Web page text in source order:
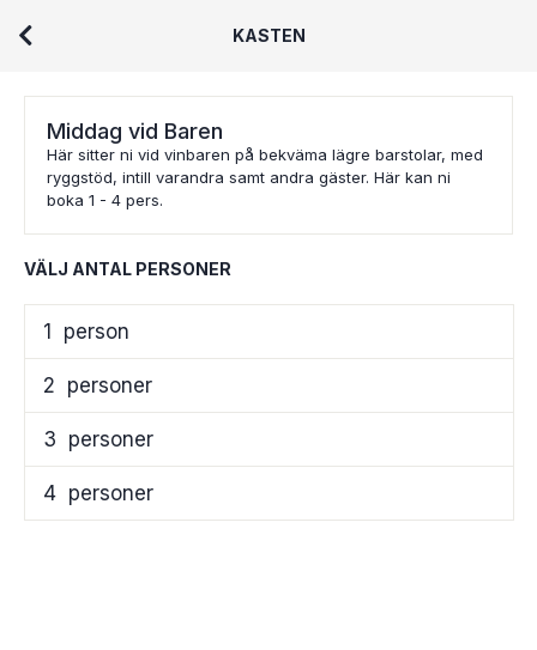
KASTEN
Middag vid Baren
Här sitter ni vid vinbaren på bekväma lägre barstolar, med
ryggstöd, intill varandra samt andra gäster. Här kan ni
boka 1 - 4 pers.
VÄLJ ANTAL PERSONER
1 person
2 personer
3 personer
4 personer